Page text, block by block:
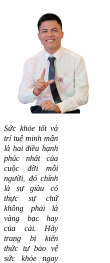
Sức khỏe tốt và
trí tuệ minh mẫn
là hai điều hạnh
phúc nhất của
cuộc đời mỗi
người, đó chính
là sự giàu có
thực sự chứ
không phải là
vàng bạc hay
của cải. Hãy
trang bị kiến
thức tự bảo vệ
sức khỏe ngay